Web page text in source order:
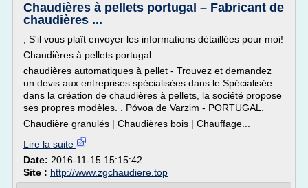
Chaudières à pellets portugal – Fabricant de
chaudières ...
, S'il vous plaît envoyer les informations détaillées pour moi!
Chaudières à pellets portugal
chaudières automatiques à pellet - Trouvez et demandez
un devis aux entreprises spécialisées dans le Spécialisée
dans la création de chaudières à pellets, la société propose
ses propres modèles. . Póvoa de Varzim - PORTUGAL.
Chaudière granulés | Chaudières bois | Chauffage...
Lire la suite
Date: 2016-11-15 15:15:42
Site : http://www.zgchaudiere.top